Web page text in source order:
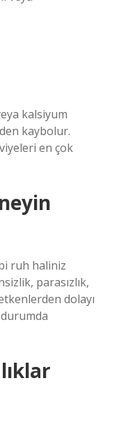
kalsiyum
kaybolur.
en çok
ruh haliniz
parasızlık,
dolayı